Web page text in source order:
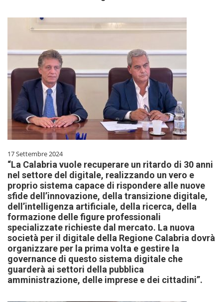
17 Settembre 2024
“La Calabria vuole recuperare un ritardo di 30 anni
nel settore del digitale, realizzando un vero e
proprio sistema capace di rispondere alle nuove
sfide dell’innovazione, della transizione digitale,
dell’intelligenza artificiale, della ricerca, della
formazione delle figure professionali
specializzate richieste dal mercato. La nuova
società per il digitale della Regione Calabria dovrà
organizzare per la prima volta e gestire la
governance di questo sistema digitale che
guarderà ai settori della pubblica
amministrazione, delle imprese e dei cittadini”.